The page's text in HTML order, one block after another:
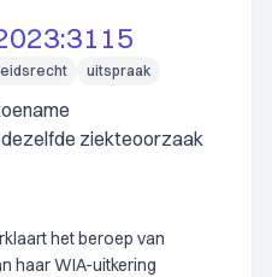
uitspraak
ziekteoorzaak
het beroep van
haar WIA-uitkering